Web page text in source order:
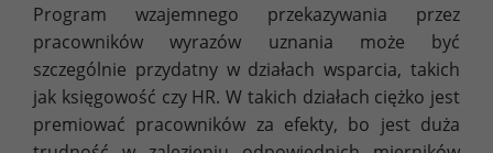
Program wzajemnego przekazywania przez
pracowników wyrazów uznania może być
szczególnie przydatny w działach wsparcia, takich
jak księgowość czy HR. W takich działach ciężko jest
premiować pracowników za efekty, bo jest duża